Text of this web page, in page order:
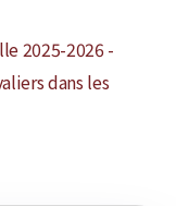
2025-2026 -
dans les